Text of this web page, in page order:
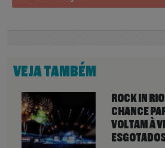
VEJA TAMBÉM
ROCK IN
CHANCE
VOLTAM À